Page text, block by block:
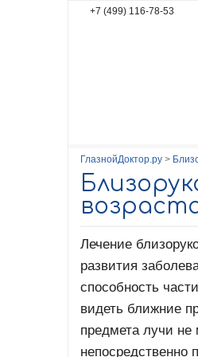
+7 (499) 116-78-53
ГлазнойДоктор.ру >
Лечение
развития
способность
видеть ближние
предмета лучи не
непосредственно